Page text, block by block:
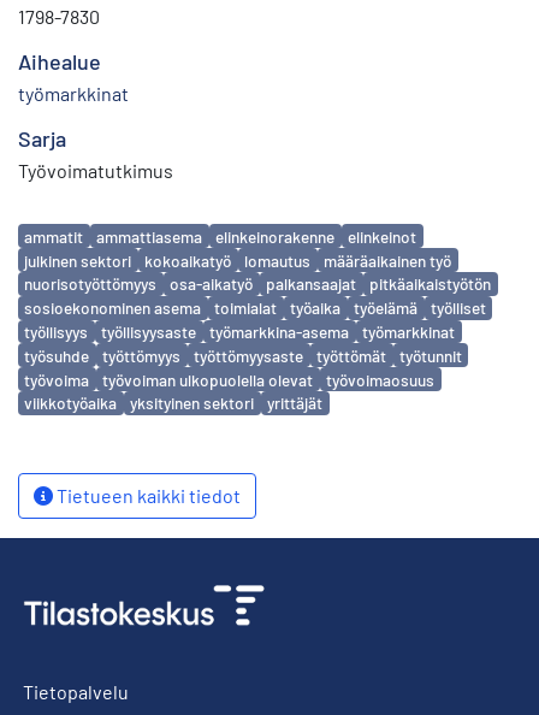
1798-7830
Aihealue
työmarkkinat
Sarja
Työvoimatutkimus
Avainsanat
ammatit ammattiasema elinkeinorakenne
elinkeinot
julkinen sektori
kokoaikatyö lomautus
määräaikainen työ
nuorisotyöttömyys
osa-aikatyö palkansaajat
pitkäaikaistyötön
sosioekonominen asema
toimialat työaika työelämä
työlliset
työllisyys
työllisyysaste työmarkkina-asema
työmarkkinat
työsuhde
työttömyys työttömyysaste työttömät
työtunnit
työvoima
työvoiman ulkopuolella olevat
työvoimaosuus
viikkotyöaika
yksityinen sektori yrittäjät
Tietueen kaikki tiedot
Tietopalvelu